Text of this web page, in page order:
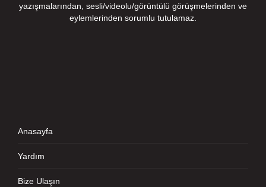
yazışmalarından, sesli/videolu/görüntülü görüşmelerinden ve
eylemlerinden sorumlu tutulamaz.
Anasayfa
Yardım
Bize Ulaşın